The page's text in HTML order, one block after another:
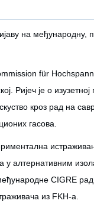
на међународну,
für
Ријеч је о
кроз рад на
гасова.
алтернативним
CIGRE
из FKH-а.